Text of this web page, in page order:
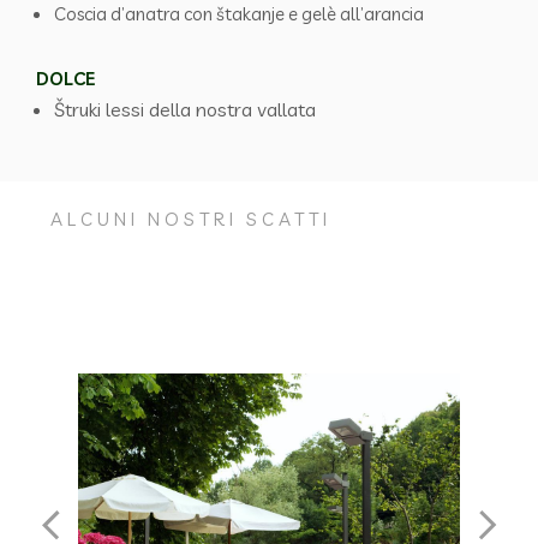
Coscia d’anatra con štakanje e gelè all’arancia
DOLCE
Štruki lessi della nostra vallata
ALCUNI NOSTRI SCATTI